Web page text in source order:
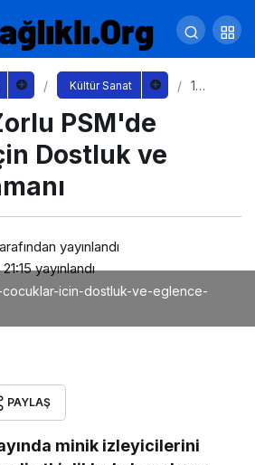
Kültür Sanat
1
Zaman
ı
PSM'de
Dostluk ve
yayınlandı
yayınlandı
icin-dostluk-ve-eglence-
PAYLAŞ
minik izleyicilerini
Sanat Vakfı 'Kadın Eğitim
İstanbul'da
Paylaş